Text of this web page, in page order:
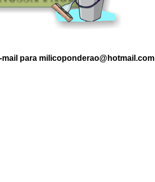
para milicoponderao@hotmail.com